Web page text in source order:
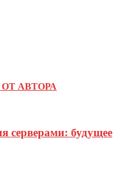
АВТОРА
серверами: будущее